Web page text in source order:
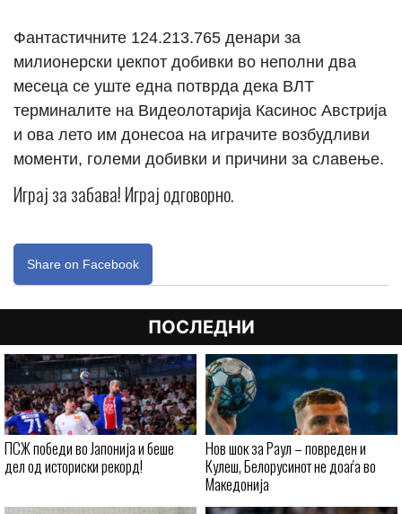
Фантастичните 124.213.765 денари за
милионерски џекпот добивки во неполни два
месеца се уште една потврда дека ВЛТ
терминалите на Видеолотарија Касинос Австрија
и ова лето им донесоа на играчите возбудливи
моменти, големи добивки и причини за славење.
Играј за забава! Играј одговорно.
Share on Facebook
ПОСЛЕДНИ
ПСЖ победи во Јапонија и беше
дел од историски рекорд!
Нов шок за Раул – повреден и
Кулеш, Белорусинот не доаѓа во
Македонија